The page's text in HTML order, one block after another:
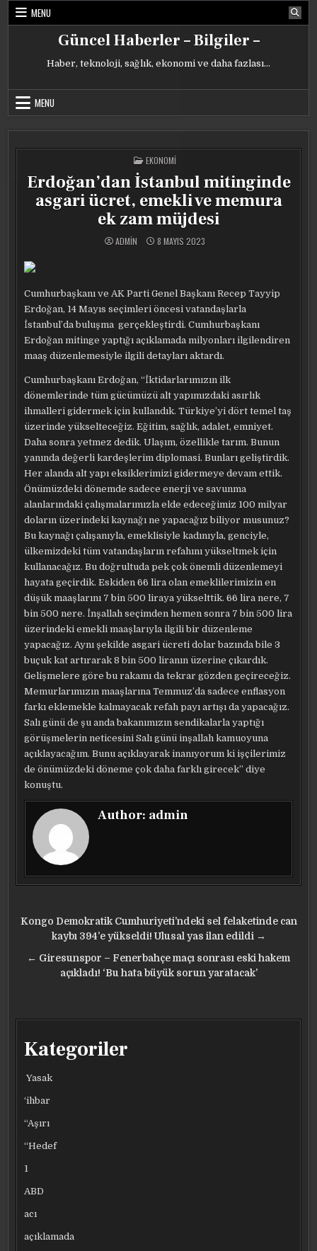
Skip
MENU
Güncel Haberler – Bilgiler –
Haber, teknoloji, sağlık, ekonomi ve daha fazlası…
MENU
POSTED
IN
EKONOMI
Erdoğan’dan İstanbul mitinginde
asgari ücret, emekli ve memura
ek zam müjdesi
ADMIN 8 MAYIS 2023
Cumhurbaşkanı ve AK Parti Genel Başkanı Recep Tayyip
Erdoğan, 14 Mayıs seçimleri öncesi vatandaşlarla
İstanbul’da buluşma gerçekleştirdi. Cumhurbaşkanı
Erdoğan mitinge yaptığı açıklamada milyonları ilgilendiren
maaş düzenlemesiyle ilgili detayları aktardı.
Cumhurbaşkanı Erdoğan, “İktidarlarımızın ilk
dönemlerinde tüm gücümüzü alt yapımızdaki asırlık
ihmalleri gidermek için kullandık. Türkiye’yi dört temel taş
üzerinde yükselteceğiz. Eğitim, sağlık, adalet, emniyet.
Daha sonra yetmez dedik. Ulaşım, özellikle tarım. Bunun
yanında değerli kardeşlerim diplomasi. Bunları geliştirdik.
Her alanda alt yapı eksiklerimizi gidermeye devam ettik.
Önümüzdeki dönemde sadece enerji ve savunma
alanlarındaki çalışmalarımızla elde edeceğimiz 100 milyar
doların üzerindeki kaynağı ne yapacağız biliyor musunuz?
Bu kaynağı çalışanıyla, emeklisiyle kadınıyla, genciyle,
ülkemizdeki tüm vatandaşların refahını yükseltmek için
kullanacağız. Bu doğrultuda pek çok önemli düzenlemeyi
hayata geçirdik. Eskiden 66 lira olan emeklilerimizin en
düşük maaşlarını 7 bin 500 liraya yükselttik. 66 lira nere, 7
bin 500 nere. İnşallah seçimden hemen sonra 7 bin 500 lira
üzerindeki emekli maaşlarıyla ilgili bir düzenleme
yapacağız. Aynı şekilde asgari ücreti dolar bazında bile 3
buçuk kat artırarak 8 bin 500 liranın üzerine çıkardık.
Gelişmelere göre bu rakamı da tekrar gözden geçireceğiz.
Memurlarımızın maaşlarına Temmuz’da sadece enflasyon
farkı eklemekle kalmayacak refah payı artışı da yapacağız.
Salı günü de şu anda bakanımızın sendikalarla yaptığı
görüşmelerin neticesini Salı günü inşallah kamuoyuna
açıklayacağım. Bunu açıklayarak inanıyorum ki işçilerimiz
de önümüzdeki döneme çok daha farklı girecek” diye
konuştu.
Author: admin
Yazı
gezinmesi
Kongo Demokratik Cumhuriyeti’ndeki sel felaketinde can
kaybı 394’e yükseldi! Ulusal yas ilan edildi →
← Giresunspor – Fenerbahçe maçı sonrası eski hakem
açıkladı! ‘Bu hata büyük sorun yaratacak’
Kategoriler
Yasak
‘ihbar
“Aşırı
“Hedef
1
ABD
acı
açıklamada